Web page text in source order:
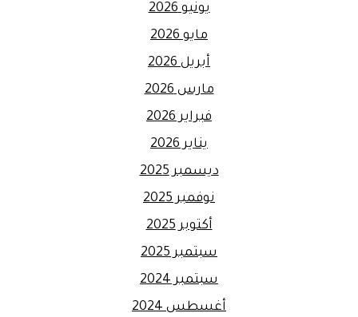
يونيو 2026
مايو 2026
أبريل 2026
مارس 2026
فبراير 2026
يناير 2026
ديسمبر 2025
نوفمبر 2025
أكتوبر 2025
سبتمبر 2025
سبتمبر 2024
أغسطس 2024